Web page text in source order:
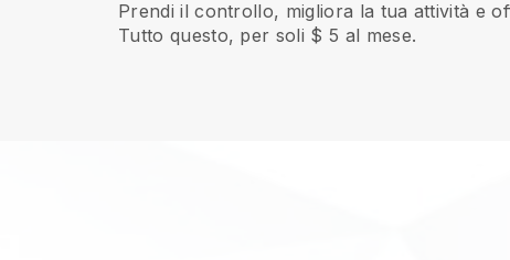
Prendi il controllo, migliora la tua attività e
Tutto questo, per soli $ 5 al mese.